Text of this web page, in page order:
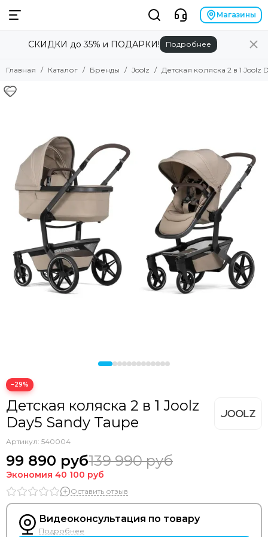
Смотреть все товары
Angela Bella
Avova
Baby Patent
Babiators
Baby Chipak
Bebizaro
Brand for my son
Britax Roemer
B.Toys
Bozz
Bumbleride
Doona
Drema BabyDou
Ducle
Ellipse
Espiro
GB
Hartan
Heorshe
Магазины
СКИДКИ до 35% и ПОДАРКИ! Подробнее
Главная Каталог Бренды Joolz Детская коляска 2 в 1 Joolz
−29%
Детская коляска 2 в 1 Joolz
Day5 Sandy Taupe
Артикул: 540004
99 890 руб139 990 руб
Экономия 40 100 руб
Оставить отзыв
Видеоконсультация по товару
Подробнее